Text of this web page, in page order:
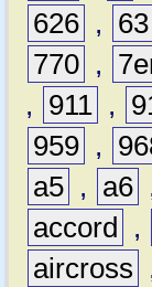
626 , 63
770 ,
,
911 ,
959 ,
a5 , a6
accord
,
aircross